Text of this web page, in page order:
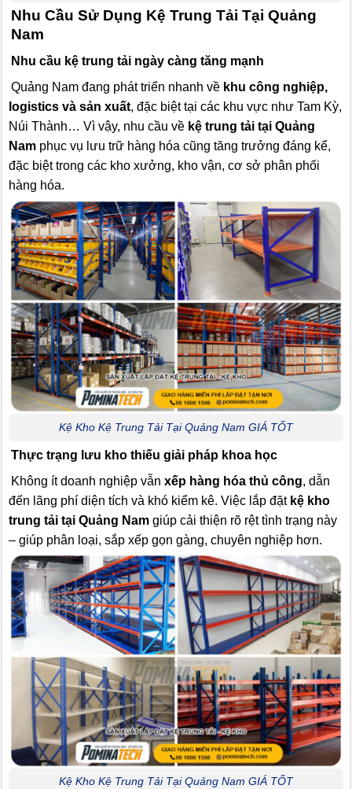
Nhu Cầu Sử Dụng Kệ Trung Tải Tại Quảng
Nam
Nhu cầu kệ trung tải ngày càng tăng mạnh
Quảng Nam đang phát triển nhanh về khu công nghiệp,
logistics và sản xuất, đặc biệt tại các khu vực như Tam Kỳ,
Núi Thành… Vì vậy, nhu cầu về kệ trung tải tại Quảng
Nam phục vụ lưu trữ hàng hóa cũng tăng trưởng đáng kể,
đặc biệt trong các kho xưởng, kho vận, cơ sở phân phối
hàng hóa.
Kệ Kho Kệ Trung Tải Tại Quảng Nam GIÁ TỐT
Thực trạng lưu kho thiếu giải pháp khoa học
Không ít doanh nghiệp vẫn xếp hàng hóa thủ công, dẫn
đến lãng phí diện tích và khó kiểm kê. Việc lắp đặt kệ kho
trung tải tại Quảng Nam giúp cải thiện rõ rệt tình trạng này
– giúp phân loại, sắp xếp gọn gàng, chuyên nghiệp hơn.
Kệ Kho Kệ Trung Tải Tại Quảng Nam GIÁ TỐT